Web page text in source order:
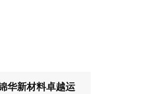
华新材料卓越运